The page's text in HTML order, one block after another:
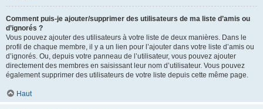
Comment puis-je ajouter/supprimer des utilisateurs de ma liste d’amis ou
d’ignorés ?
Vous pouvez ajouter des utilisateurs à votre liste de deux manières. Dans le
profil de chaque membre, il y a un lien pour l’ajouter dans votre liste d’amis ou
d’ignorés. Ou, depuis votre panneau de l’utilisateur, vous pouvez ajouter
directement des membres en saisissant leur nom d’utilisateur. Vous pouvez
également supprimer des utilisateurs de votre liste depuis cette même page.
Haut